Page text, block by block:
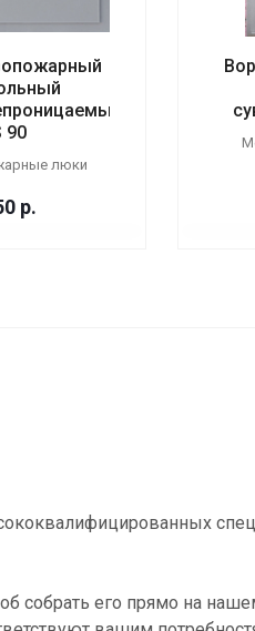
90
люки
р.
собрать его прямо на